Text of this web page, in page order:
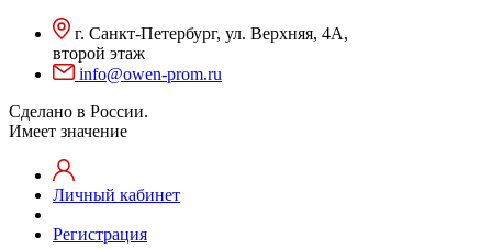
г. Санкт-Петербург, ул. Верхняя, 4А,
второй этаж
info@owen-prom.ru
Сделано в России.
Имеет значение
Личный кабинет
Регистрация